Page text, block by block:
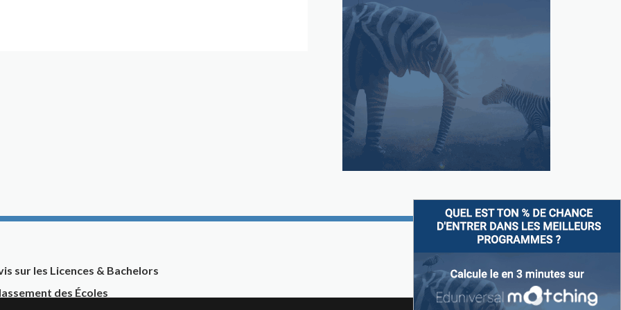
sur les Licences & Bachelors
des Écoles
Suivez-nous sur